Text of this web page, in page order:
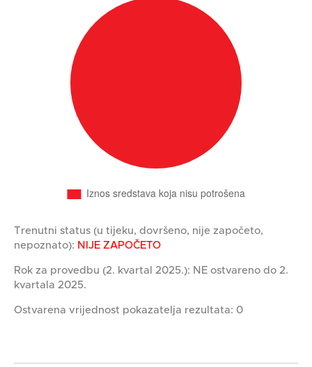
Trenutni status (u tijeku, dovršeno, nije započeto,
nepoznato): NIJE ZAPOČETO
Rok za provedbu (2. kvartal 2025.): NE ostvareno do 2.
kvartala 2025.
Ostvarena vrijednost pokazatelja rezultata: 0